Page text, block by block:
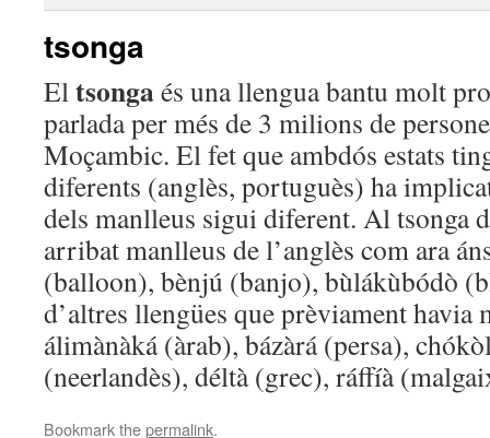
tsonga
Eltsongaés una llengua bantu molt
parlada per més de 3 milions de
Moçambic. El fet que ambdós estats
diferents (anglès, portuguès) ha
dels manlleus sigui diferent. Al tsonga
arribat manlleus de l’anglès com ara
(balloon), bènjú (banjo), bùlákùbódò
d’altres llengües que prèviament havia
álimànàká (àrab), bázàrá (persa),
(neerlandès), déltà (grec), ráffíà
Bookmark thepermalink.